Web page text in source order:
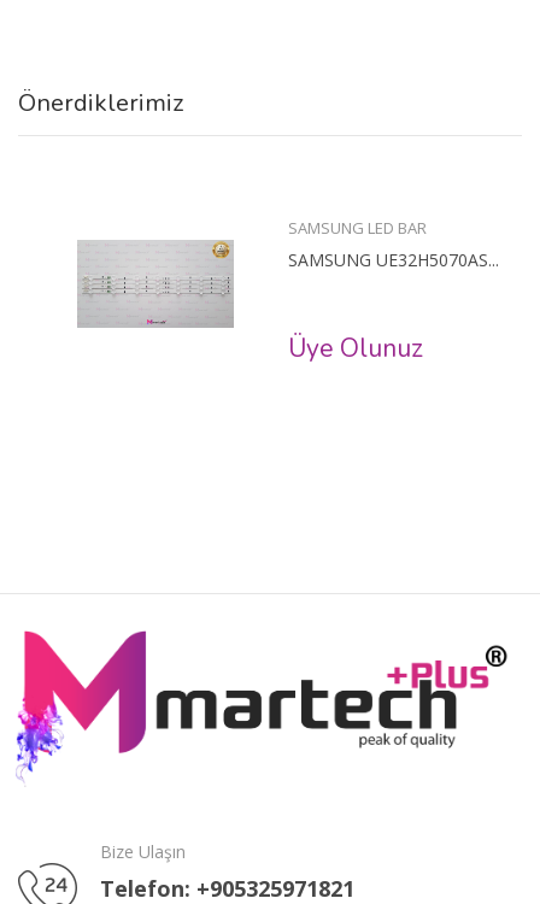
Önerdiklerimiz
SAMSUNG LED BAR
SAMSUNG UE32H5070AS...
Üye Olunuz
Bize Ulaşın
Telefon: +905325971821